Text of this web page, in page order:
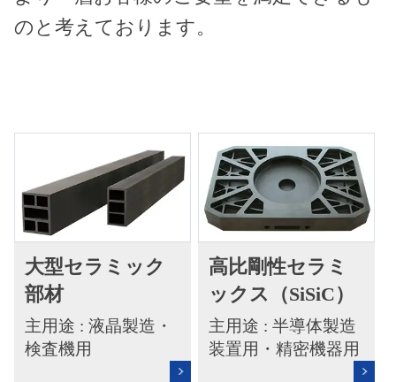
のと考えております。
大型セラミック
部材
主用途 : 液晶製造・
検査機用
高比剛性セラミ
ックス（SiSiC）
主用途 : 半導体製造
装置用・精密機器用